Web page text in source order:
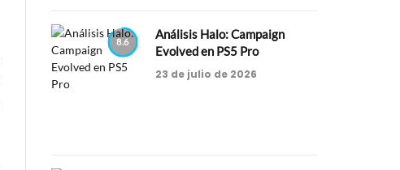
8.6
Análisis Halo: Campaign
Evolved en PS5 Pro
23 de julio de 2026